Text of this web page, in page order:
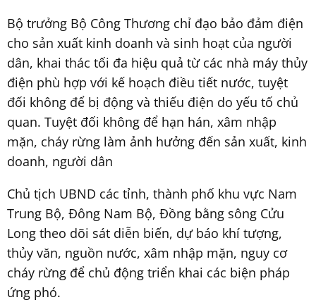
Bộ trưởng Bộ Công Thương chỉ đạo bảo đảm điện
cho sản xuất kinh doanh và sinh hoạt của người
dân, khai thác tối đa hiệu quả từ các nhà máy thủy
điện phù hợp với kế hoạch điều tiết nước, tuyệt
đối không để bị động và thiếu điện do yếu tố chủ
quan. Tuyệt đối không để hạn hán, xâm nhập
mặn, cháy rừng làm ảnh hưởng đến sản xuất, kinh
doanh, người dân
Chủ tịch UBND các tỉnh, thành phố khu vực Nam
Trung Bộ, Đông Nam Bộ, Đồng bằng sông Cửu
Long theo dõi sát diễn biến, dự báo khí tượng,
thủy văn, nguồn nước, xâm nhập mặn, nguy cơ
cháy rừng để chủ động triển khai các biện pháp
ứng phó.